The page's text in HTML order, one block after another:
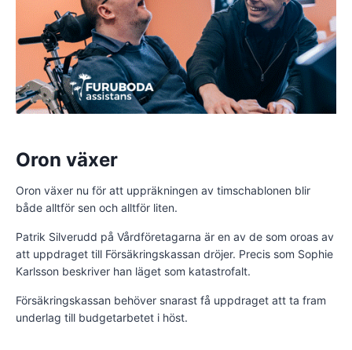
Oron växer
Oron växer nu för att uppräkningen av timschablonen blir
både alltför sen och alltför liten.
Patrik Silverudd på Vårdföretagarna är en av de som oroas av
att uppdraget till Försäkringskassan dröjer. Precis som Sophie
Karlsson beskriver han läget som katastrofalt.
Försäkringskassan behöver snarast få uppdraget att ta fram
underlag till budgetarbetet i höst.